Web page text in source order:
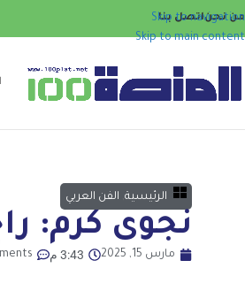
Skip to navigation
Skip to main content
من نحناتصل بنا
الرئيسية الفن العربي
نجوى كرم:
مارس 15, 2025 3:43 م